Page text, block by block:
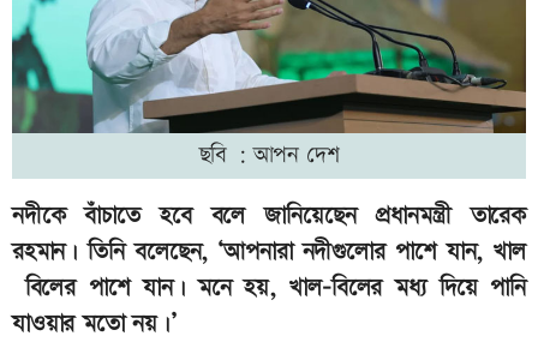
ছবি : আপন দেশ
নদীকে বাঁচাতে হবে বলে জানিয়েছেন প্রধানমন্ত্রী তারেক
রহমান। তিনি বলেছেন, ‘আপনারা নদীগুলোর পাশে যান, খাল
বিলের পাশে যান। মনে হয়, খাল-বিলের মধ্য দিয়ে পানি
যাওয়ার মতো নয়।’